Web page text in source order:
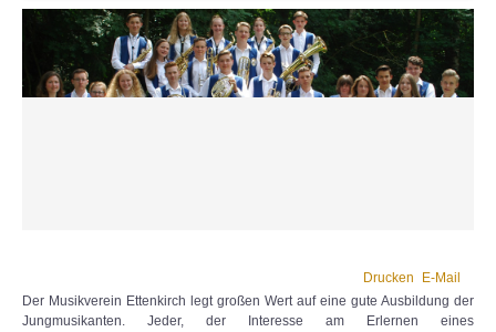
MUSIKKAPELLE
JUGEND
Drucken
E-Mail
Der Musikverein Ettenkirch legt großen Wert auf eine gute Ausbildung der
Jungmusikanten. Jeder, der Interesse am Erlernen eines